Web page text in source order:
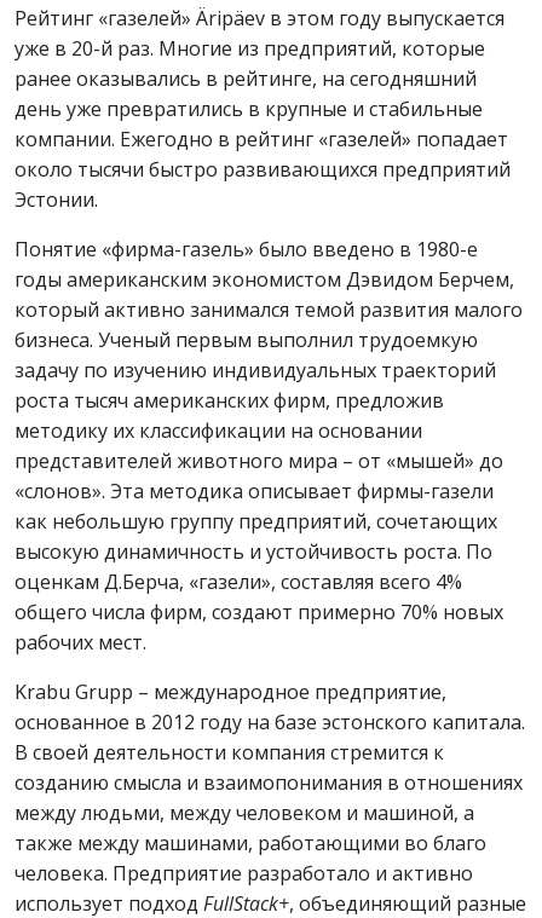
Рейтинг «газелей» Äripäev в этом году выпускается
уже в 20-й раз. Многие из предприятий, которые
ранее оказывались в рейтинге, на сегодняшний
день уже превратились в крупные и стабильные
компании. Ежегодно в рейтинг «газелей» попадает
около тысячи быстро развивающихся предприятий
Эстонии.
Понятие «фирма-газель» было введено в 1980-е
годы американским экономистом Дэвидом Берчем,
который активно занимался темой развития малого
бизнеса. Ученый первым выполнил трудоемкую
задачу по изучению индивидуальных траекторий
роста тысяч американских фирм, предложив
методику их классификации на основании
представителей животного мира – от «мышей» до
«слонов». Эта методика описывает фирмы-газели
как небольшую группу предприятий, сочетающих
высокую динамичность и устойчивость роста. По
оценкам Д.Берча, «газели», составляя всего 4%
общего числа фирм, создают примерно 70% новых
рабочих мест.
Krabu Grupp – международное предприятие,
основанное в 2012 году на базе эстонского капитала.
В своей деятельности компания стремится к
созданию смысла и взаимопонимания в отношениях
между людьми, между человеком и машиной, а
также между машинами, работающими во благо
человека. Предприятие разработало и активно
использует подход FullStack+, объединяющий разные